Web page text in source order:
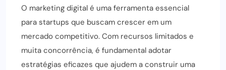
O marketing digital é uma ferramenta essencial
para startups que buscam crescer em um
mercado competitivo. Com recursos limitados e
muita concorrência, é fundamental adotar
estratégias eficazes que ajudem a construir uma